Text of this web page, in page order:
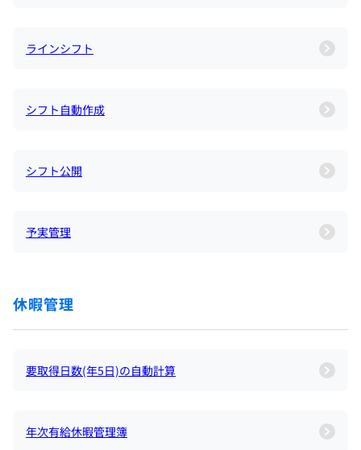
ラインシフト
シフト自動作成
シフト公開
予実管理
休暇管理
要取得日数(年5日)の自動計算
年次有給休暇管理簿